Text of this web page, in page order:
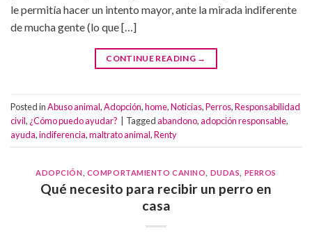
le permitía hacer un intento mayor, ante la mirada indiferente
de mucha gente (lo que […]
CONTINUE READING →
Posted inAbuso animal,Adopción,home,Noticias,Perros,Responsabilidad
civil, ¿Cómo puedo ayudar? Taggedabandono,adopción responsable,
ayuda,indiferencia,maltrato animal,Renty
ADOPCIÓN COMPORTAMIENTO CANINO DUDAS PERROS
Qué necesito para recibir un perro en
casa